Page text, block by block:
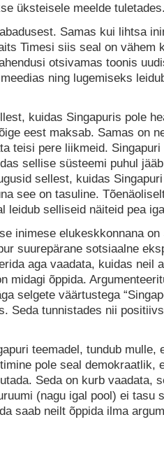
üksteisele meelde
Samas kui lihtsa
Timesi siis seal on vähem
otsivamas toonis
ning lugemiseks
kuidas Singapuris pole
eest maksab. Samas on
teisi pere liikmeid.
sellise süsteemi puhul
sellest, kuidas
see on tasuline.
leidub selliseid näiteid pea
inimese elukeskkonnana on
suurepärane sotsiaalne
aga vaadata, kuidas neil
midagi õppida.
selgete väärtustega
Seda tunnistades nii
teemadel, tundub mulle,
pole seal demokraatlik,
Seda on kurb vaadata,
(nagu igal pool) ei tasu
saab neilt õppida ilma